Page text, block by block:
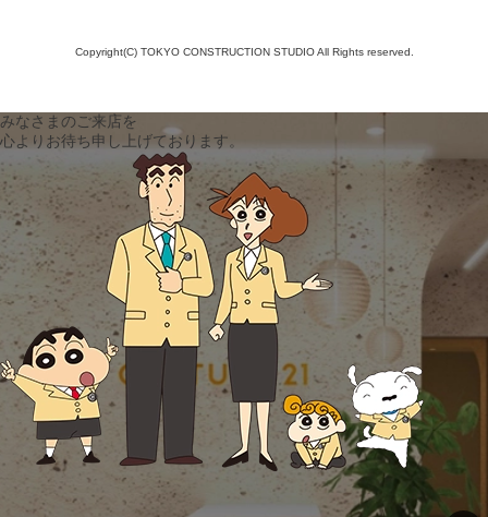
Copyright(C) TOKYO CONSTRUCTION STUDIO All Rights reserved.
みなさまのご来店を
心よりお待ち申し上げております。